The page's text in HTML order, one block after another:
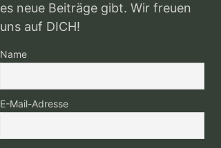
es neue Beiträge gibt. Wir freuen
uns auf DICH!
Name
E-Mail-Adresse